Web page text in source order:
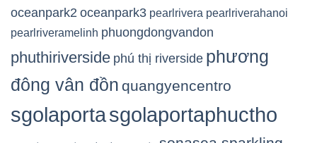
oceanpark2 oceanpark3 pearlrivera pearlriverahanoi
pearlriveramelinh phuongdongvandon
phuthiriverside phú thị riverside phương
đông vân đồn quangyencentro
sgolaportasgolaportaphuctho